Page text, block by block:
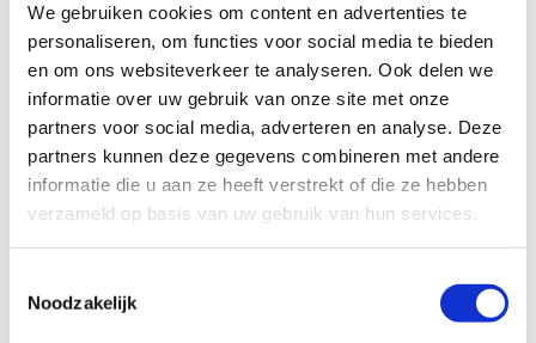
We gebruiken cookies om content en advertenties te
personaliseren, om functies voor social media te bieden
en om ons websiteverkeer te analyseren. Ook delen we
informatie over uw gebruik van onze site met onze
partners voor social media, adverteren en analyse. Deze
partners kunnen deze gegevens combineren met andere
informatie die u aan ze heeft verstrekt of die ze hebben
verzameld op basis van uw gebruik van hun services.
Noodzakelijk
Duffel!
Startplaatsen
Hondiuslaan 2570 Duffel